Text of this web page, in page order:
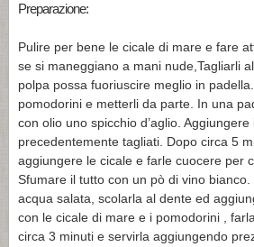
Preparazione:
Pulire per bene le cicale di mare e fare
se si maneggiano a mani nude,Tagliarli
polpa possa fuoriuscire meglio in
pomodorini e metterli da parte. In una
con olio uno spicchio d’aglio.
precedentemente tagliati. Dopo circa 5
aggiungere le cicale e farle cuocere per
Sfumare il tutto con un pò di vino
acqua salata, scolarla al dente ed
con le cicale di mare e i pomodorini ,
circa 3 minuti e servirla aggiungendo